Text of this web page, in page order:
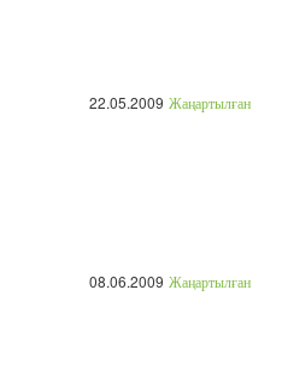
22.05.2009 Жаңартылған
08.06.2009 Жаңартылған